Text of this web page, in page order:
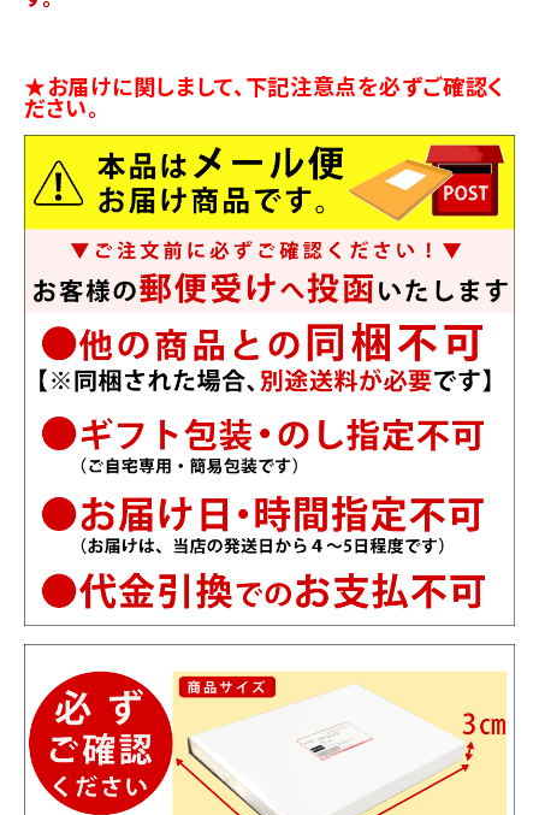
★お届けに関しまして、下記注意点を必ずご確認く
ださい。